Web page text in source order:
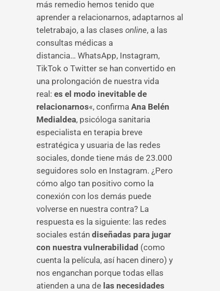
más remedio hemos tenido que
aprender a relacionarnos, adaptarnos al
teletrabajo, a las clases online, a las
consultas médicas a
distancia… WhatsApp, Instagram,
TikTok o Twitter se han convertido en
una prolongación de nuestra vida
real: es el modo inevitable de
relacionarnos«, confirma Ana Belén
Medialdea, psicóloga sanitaria
especialista en terapia breve
estratégica y usuaria de las redes
sociales, donde tiene más de 23.000
seguidores solo en Instagram. ¿Pero
cómo algo tan positivo como la
conexión con los demás puede
volverse en nuestra contra? La
respuesta es la siguiente: las redes
sociales están diseñadas para jugar
con nuestra vulnerabilidad (como
cuenta la película, así hacen dinero) y
nos enganchan porque todas ellas
atienden a una de las necesidades